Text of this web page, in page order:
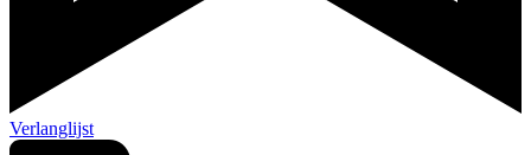
Verlanglijst